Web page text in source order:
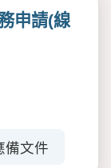
申請(線
備文件